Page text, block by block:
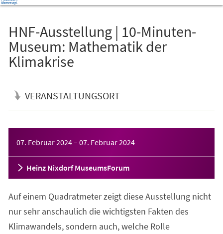
HNF-Ausstellung | 10-Minuten-
Museum: Mathematik der
Klimakrise
VERANSTALTUNGSORT
07. Februar 2024– 07. Februar 2024
Heinz Nixdorf MuseumsForum
Auf einem Quadratmeter zeigt diese Ausstellung nicht
nur sehr anschaulich die wichtigsten Fakten des
Klimawandels, sondern auch, welche Rolle